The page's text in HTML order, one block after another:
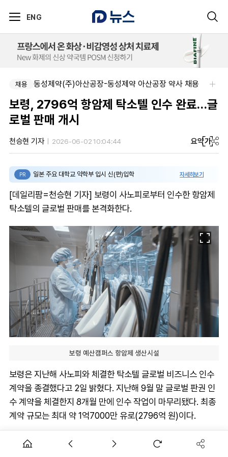
ENG
채용 동성제약(주)아산공장-동성제약 아산공장 약사 채용
보령, 2796억 항암제 탁소텔 인수 완료…글
로벌 판매 개시
천승현 기자 2026-06-02 10:04:44 요약가
PR 일본 주요 대학교 약학부 입시 신(편)입학 자세히보기
[데일리팜=천승현 기자] 보령이 사노피로부터 인수한 항암제
탁소텔의 글로벌 판매를 본격화한다.
보령 예산캠퍼스 항암제 생산시설
보령은 지난해 사노피와 체결한 탁소텔 글로벌 비즈니스 인수
계약을 종결했다고 2일 밝혔다. 지난해 9월 말 글로벌 판권 인
수 계약을 체결한지 8개월 만에 인수 작업이 마무리됐다. 최종
계약 규모는 최대 약 1억7000만 유로(2796억 원)이다.
보령 관계자는 “지난해 계약 체결 당시 기존 합의한 방식에 따